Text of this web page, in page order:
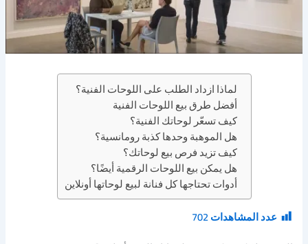
لماذا ازداد الطلب على اللوحات الفنية؟
أفضل طرق بيع اللوحات الفنية
كيف تسعّر لوحاتك الفنية؟
هل الموهبة وحدها كذبة رومانسية؟
كيف تزيد فرص بيع لوحاتك؟
هل يمكن بيع اللوحات الرقمية أيضًا؟
أدوات تحتاجها كل فنانة لبيع لوحاتها أونلاين
عدد المشاهدات702